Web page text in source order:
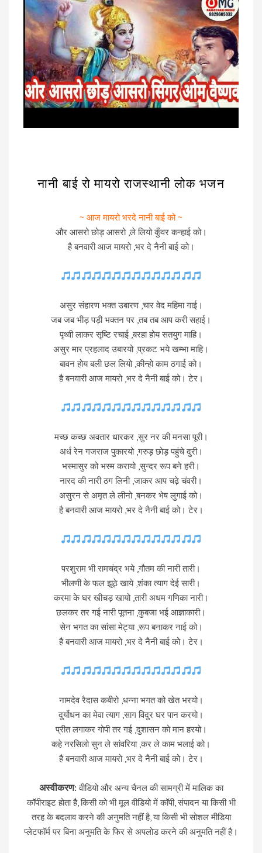
नानी बाई रो मायरो राजस्थानी लोक भजन
~ आज मायरो भरदे नानी बाई को ~
और आसरो छोड़ आसरो ,ले लियो कुँवर कन्हाई को।
है बनवारी आज मायरो ,भर दे नैनी बाई को।
असुर संहारण भक्त उबारण ,चार वेद महिमा गाई।
जब जब भीड़ पड़ी भक्तन पर ,तब तब आप करी सहाई।
पृथ्वी लाकर सृष्टि रचाई ,बरहा होय सतयुग माहि।
असुर मार प्रहलाद उबारयो ,प्रकट भये खम्भा माहि।
बावन होय बली छल लियो ,कीन्हो काम ठगाई को।
है बनवारी आज मायरो ,भर दे नैनी बाई को। टेर।
मच्छ कच्छ अवतार धारकर ,सुर नर की मनसा पूरी।
अर्ध रेन गजराज पुकारयो ,गरुड़ छोड़ पहुंचे दुरी।
भस्मासुर को भस्म करायो ,सुन्दर रूप बने हरी।
नारद की नारी ठग लिनी ,जाकर आप चढ़े चंवरी।
असुरन से अमृत ले लीनो ,बनकर भेष लुगाई को।
है बनवारी आज मायरो ,भर दे नैनी बाई को। टेर।
परशुराम भी रामचंद्र भये ,गौतम की नारी तारी।
भीलणी के फल झूठे खाये ,शंका त्याग देई सारी।
करमा के घर खीचड़ खायो ,तारी अधम गणिका नारी।
छलकर तर गई नारी पूतना ,कुबजा भई आज्ञाकारी।
सेन भगत का सांसा मेट्या ,रूप बनाकर नाई को।
है बनवारी आज मायरो ,भर दे नैनी बाई को। टेर।
नामदेव रैदास कबीरो ,धन्ना भगत को खेत भरयो।
दुर्योधन का मेवा त्याग ,साग विदुर घर पान करयो।
प्रीत लगाकर गोपी तर गई ,दुशासन को मान हरयो।
कहे नरसिलो सुन ले सांवरिया ,कर ले काम भलाई को।
है बनवारी आज मायरो ,भर दे नैनी बाई को। टेर।
अस्वीकरण: वीडियो और अन्य चैनल की सामग्री में मालिक का
कॉपीराइट होता है, किसी को भी मूल वीडियो में कॉपी, संपादन या किसी भी
तरह के बदलाव करने की अनुमति नहीं है, या किसी भी सोशल मीडिया
प्लेटफॉर्म पर बिना अनुमति के फिर से अपलोड करने की अनुमति नहीं है।